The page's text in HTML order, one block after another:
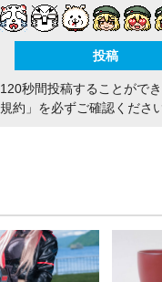
秒間投稿することがで
約」 を必ずご確認くださ